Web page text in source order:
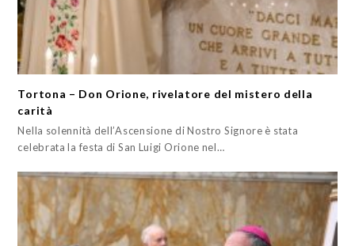
Tortona – Don Orione, rivelatore del mistero della
carità
Nella solennità dell’Ascensione di Nostro Signore è stata
celebrata la festa di San Luigi Orione nel…